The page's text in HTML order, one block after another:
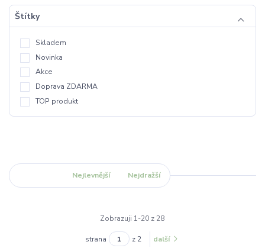
Štítky
Skladem
Novinka
Akce
Doprava ZDARMA
TOP produkt
Nejlevnější Nejdražší
Zobrazuji 1-20 z 28
strana z 2 další